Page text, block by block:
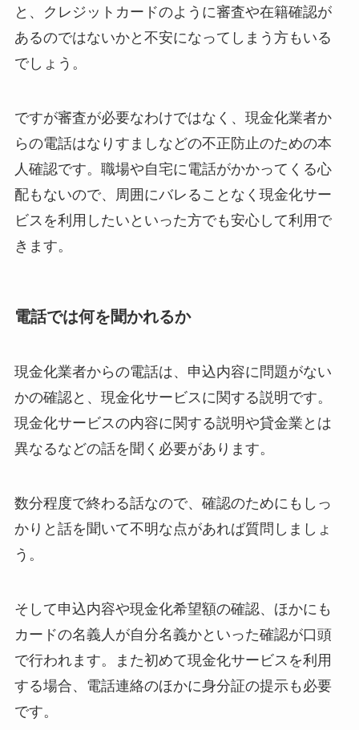
と、クレジットカードのように審査や在籍確認が
あるのではないかと不安になってしまう方もいる
でしょう。
ですが審査が必要なわけではなく、現金化業者か
らの電話はなりすましなどの不正防止のための本
人確認です。職場や自宅に電話がかかってくる心
配もないので、周囲にバレることなく現金化サー
ビスを利用したいといった方でも安心して利用で
きます。
電話では何を聞かれるか
現金化業者からの電話は、申込内容に問題がない
かの確認と、現金化サービスに関する説明です。
現金化サービスの内容に関する説明や貸金業とは
異なるなどの話を聞く必要があります。
数分程度で終わる話なので、確認のためにもしっ
かりと話を聞いて不明な点があれば質問しましょ
う。
そして申込内容や現金化希望額の確認、ほかにも
カードの名義人が自分名義かといった確認が口頭
で行われます。また初めて現金化サービスを利用
する場合、電話連絡のほかに身分証の提示も必要
です。